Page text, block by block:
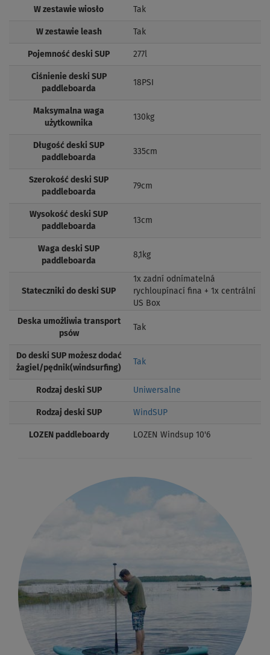
W zestawie wiosło Tak
W zestawie leash Tak
Pojemność deski SUP 277l
Ciśnienie deski SUP
paddleboarda
18PSI
Maksymalna waga
użytkownika
130kg
Długość deski SUP
paddleboarda
335cm
Szerokość deski SUP
paddleboarda
79cm
Wysokość deski SUP
paddleboarda
13cm
Waga deski SUP
paddleboarda
8,1kg
Stateczniki do deski SUP
1x zadní odnímatelná
rychloupínací fina + 1x centrální
US Box
Deska umożliwia transport
psów
Tak
Do deski SUP możesz dodać
żagiel/pędnik(windsurfing)
Tak
Rodzaj deski SUP Uniwersalne
Rodzaj deski SUP WindSUP
LOZEN paddleboardy LOZEN Windsup 10'6